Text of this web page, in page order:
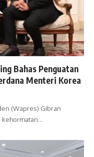
Bahas Penguatan
Menteri Korea
(Wapres) Gibran
kehormatan…